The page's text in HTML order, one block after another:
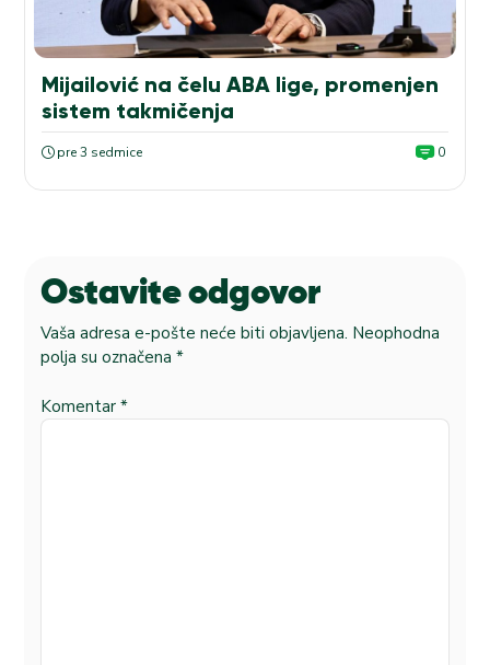
Mijailović na čelu ABA lige, promenjen
sistem takmičenja
pre 3 sedmice 0
Ostavite odgovor
Vaša adresa e-pošte neće biti objavljena. Neophodna
polja su označena *
Komentar *